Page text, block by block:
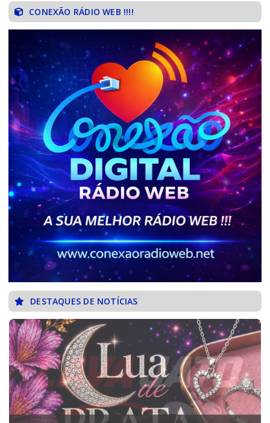
CONEXÃO RÁDIO WEB !!!!
DESTAQUES DE NOTÍCIAS